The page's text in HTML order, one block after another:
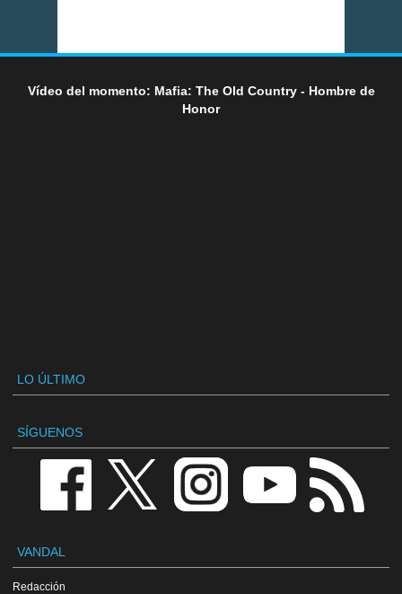
Vídeo del momento: Mafia: The Old Country - Hombre de
Honor
LO ÚLTIMO
SÍGUENOS
VANDAL
Redacción